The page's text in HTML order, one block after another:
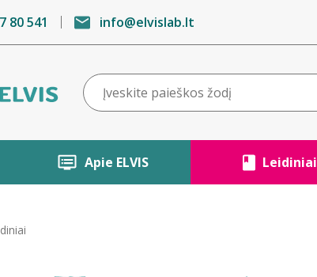
80 541 info@elvislab.lt
Apie ELVIS Leidiniai